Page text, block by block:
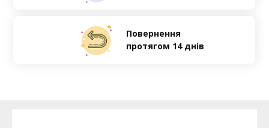
Повернення
протягом 14 днів